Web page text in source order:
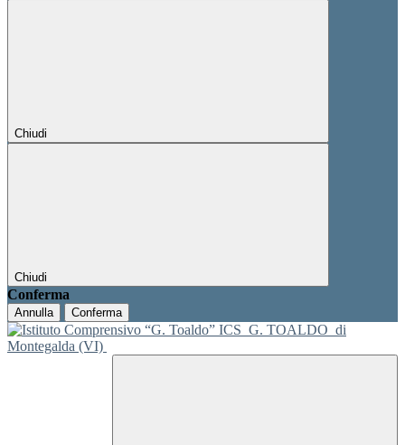
Chiudi
Chiudi
Conferma
Annulla Conferma
ICS G. TOALDO di
Montegalda (VI)